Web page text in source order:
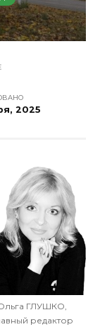
2025
ГЛУШКО,
редактор